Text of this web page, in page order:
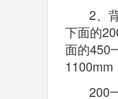
2、背
下面的
面的450
1100mm
200